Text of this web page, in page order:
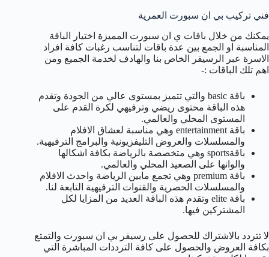
فني تركيب بي ان سبورت العمرية
يمكنك من خلال باقات ي ان سبورت المميزة اختيار الباقة
المناسبة او الجمع بين عدة باقات لتناسب رغبات كافة افراد
الاسرة عبر الرسيفر الخاص بنا والهادف لخدمة الجميع ومن
اهم تلك الباقات :-
باقة basic والتي تتميز بمستوى عالي من الجودة وتقدم
هذه الباقة محتوى ريضي وترفيهي لكرة القدم على
المستوى المحلي والعالمي.
باقة entertainment وهي مناسبة لعشاق الافلام
والمسلسلات والعروض التليفزيونية والبرامج الترفيهية.
باقةsports وهي متخصصة بالرياضة بكافة اشكالها
والوانها على الصعيد المحلي والعالمي.
باقة premium وهي تجمع مابين الرياضة واحدث الافلام
والمسلسلات الحصرية والقنوات الترفيهية التابعة لنا.
باقة elite وتقدم هذه الباقة العديد من المزايا لكل
المشتركين فيها.
لا تتردد بالاشتراك للحصول على رسيفر بي ان سبورت والتمتع
بكافة العروض والحصول على كافة الترددات المباشرة التي